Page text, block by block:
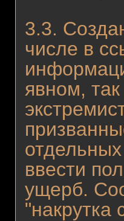
3.3.
числе в
явном,
ввести
ущерб.
"накрутка